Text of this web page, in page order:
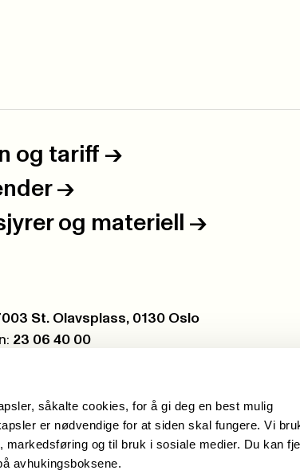
såkalte cookies, for å gi deg en best mulig
er nødvendige for at siden skal fungere. Vi
og til bruk i sosiale medier. Du kan
avhukingsboksene.
og tariff ->
->
og materiell ->
St. Olavsplass, 0130 Oslo
23 06 40 00